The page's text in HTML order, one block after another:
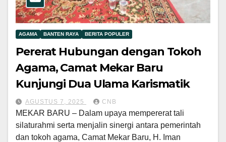
AGAMA BANTEN RAYA BERITA POPULER
Pererat Hubungan dengan Tokoh
Agama, Camat Mekar Baru
Kunjungi Dua Ulama Karismatik
AGUSTUS 7, 2025 CNB
MEKAR BARU – Dalam upaya mempererat tali
silaturahmi serta menjalin sinergi antara pemerintah
dan tokoh agama, Camat Mekar Baru, H. Iman